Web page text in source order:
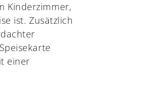
Kinderzimmer,
ist. Zusätzlich
einer